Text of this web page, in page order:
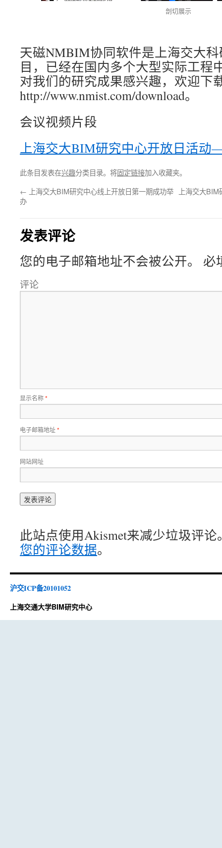
剖切展示
天磁NMBIM协同软件是上海交大
目，已经在国内多个大型实际工程
对我们的研究成果感兴趣，欢迎下
http://www.nmist.com/download。
会议视频片段
上海交大BIM研究中心开放日活
此条目发表在兴趣分类目录。将固定链接加入收藏夹。
← 上海交大BIM研究中心线上开放日第一期成功举
办
上海交大
发表评论
您的电子邮箱地址不会被公开。 必
评论
显示名称*
电子邮箱地址*
网站网址
此站点使用Akismet来减少垃圾评论
您的评论数据。
沪交ICP备20101052
上海交通大学BIM研究中心